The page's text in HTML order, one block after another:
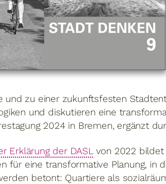
und zu einer zukunftsfesten
und diskutieren eine
2024 in Bremen, ergänzt
Erklärung der DASLvon 2022 bildet
für eine transformative Planung, in
betont: Quartiere als